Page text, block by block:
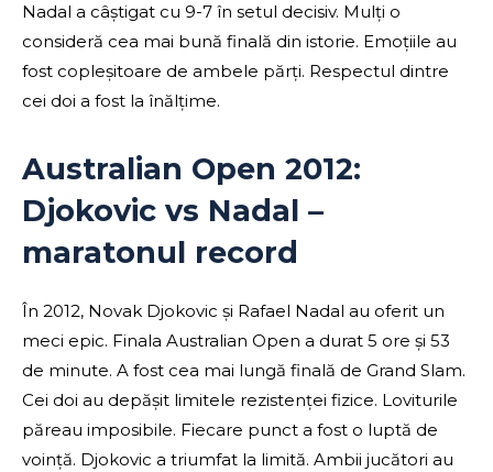
Nadal a câștigat cu 9-7 în setul decisiv. Mulți o
consideră cea mai bună finală din istorie. Emoțiile au
fost copleșitoare de ambele părți. Respectul dintre
cei doi a fost la înălțime.
Australian Open 2012:
Djokovic vs Nadal –
maratonul record
În 2012, Novak Djokovic și Rafael Nadal au oferit un
meci epic. Finala Australian Open a durat 5 ore și 53
de minute. A fost cea mai lungă finală de Grand Slam.
Cei doi au depășit limitele rezistenței fizice. Loviturile
păreau imposibile. Fiecare punct a fost o luptă de
voință. Djokovic a triumfat la limită. Ambii jucători au